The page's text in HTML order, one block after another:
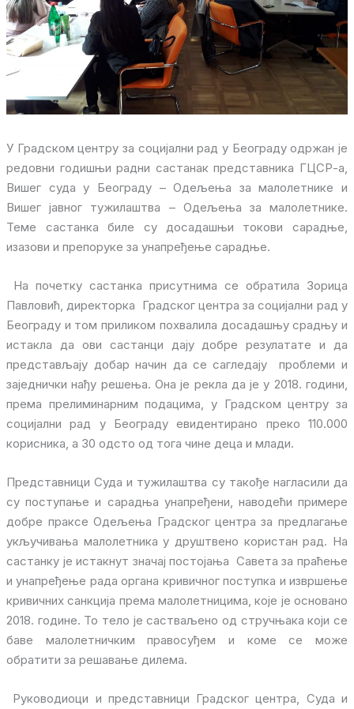
У Градском центру за социјални рад у Београду одржан је
редовни годишњи радни састанак представника ГЦСР-а,
Вишег суда у Београду – Одељења за малолетнике и
Вишег јавног тужилаштва – Одељења за малолетнике.
Теме састанка биле су досадашњи токови сарадње,
изазови и препоруке за унапређење сарадње.
На почетку састанка присутнима се обратила Зорица
Павловић, директорка Градског центра за социјални рад у
Београду и том приликом похвалила досадашњу срадњу и
истакла да oви састанци дају добре резулатате и да
представљају добар начин да се сагледају проблеми и
заједнички нађу решења. Она је рекла да је у 2018. години,
према прелиминарним подацима, у Градском центру за
социјални рад у Београду евидентирано преко 110.000
корисника, а 30 одсто од тога чине деца и млади.
Представници Суда и тужилаштва су такође нагласили да
су поступање и сарадња унапређени, наводећи примере
добре праксе Одељења Градског центра за предлагање
укључивања малолетника у друштвено користан рад. На
састанку је истакнут значај постојања Савета за праћење
и унапређење рада органа кривичног поступка и извршење
кривичних санкција према малолетницима, које је основано
2018. године. То тело је састваљено од стручњака који се
баве малолетничким правосуђем и коме се може
обратити за решавање дилема.
Руководиоци и представници Градског центра, Суда и